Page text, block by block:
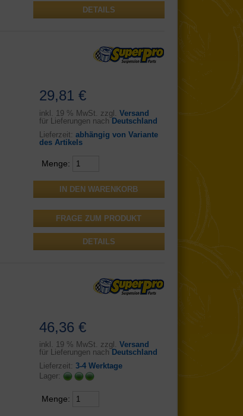
DETAILS
29,81 €
inkl. 19 % MwSt. zzgl. Versand
für Lieferungen nachDeutschland
Lieferzeit: abhängig von Variante
des Artikels
Menge:
FRAGE ZUM PRODUKT
DETAILS
46,36 €
inkl. 19 % MwSt. zzgl. Versand
für Lieferungen nach Deutschland
Lieferzeit: 3-4 Werktage
Lager:
Menge: